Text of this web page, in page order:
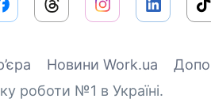
Новини Work.ua
роботи №1 в Україні.